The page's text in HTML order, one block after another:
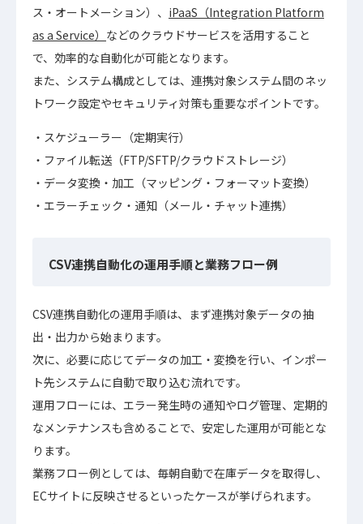
ス・オートメーション）、 iPaaS（Integration Platform
as a Service） などのクラウドサービスを活用すること
で、効率的な自動化が可能となります。
また、システム構成としては、連携対象システム間のネッ
トワーク設定やセキュリティ対策も重要なポイントです。
スケジューラー（定期実行）
ファイル転送（FTP/SFTP/クラウドストレージ）
データ変換・加工（マッピング・フォーマット変換）
エラーチェック・通知（メール・チャット連携）
CSV連携自動化の運用手順と業務フロー例
CSV連携自動化の運用手順は、まず連携対象データの抽
出・出力から始まります。
次に、必要に応じてデータの加工・変換を行い、インポー
ト先システムに自動で取り込む流れです。
運用フローには、エラー発生時の通知やログ管理、定期的
なメンテナンスも含めることで、安定した運用が可能とな
ります。
業務フロー例としては、毎朝自動で在庫データを取得し、
ECサイトに反映させるといったケースが挙げられます。